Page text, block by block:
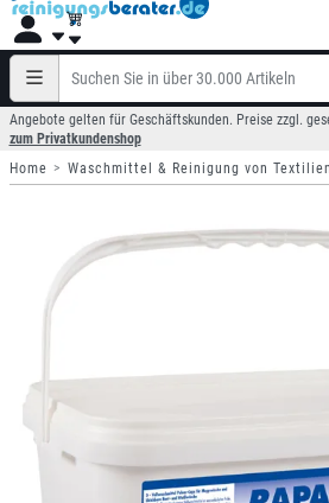
Angebote gelten für Geschäftskunden. Preise zzgl.
zum Privatkundenshop
Home
Waschmittel & Reinigung von Textilien